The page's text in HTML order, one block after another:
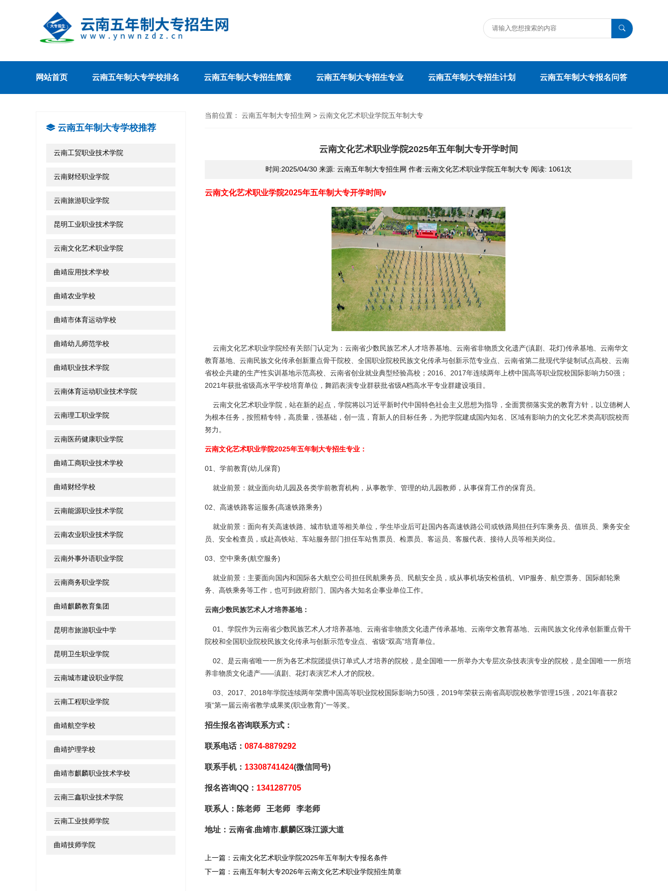
网站首页 云南五年制大专学校排名 云南五年制大专招生简章 云南五年制大专招生专业 云南五年制大专招生计划 云南五年制大专报名问答
云南五年制大专学校推荐
云南工贸职业技术学院
云南财经职业学院
云南旅游职业学院
昆明工业职业技术学院
云南文化艺术职业学院
曲靖应用技术学校
曲靖农业学校
曲靖市体育运动学校
曲靖幼儿师范学校
曲靖职业技术学院
云南体育运动职业技术学院
云南理工职业学院
云南医药健康职业学院
曲靖工商职业技术学校
曲靖财经学校
云南能源职业技术学院
云南农业职业技术学院
云南外事外语职业学院
云南商务职业学院
曲靖麒麟教育集团
昆明市旅游职业中学
昆明卫生职业学院
云南城市建设职业学院
云南工程职业学院
曲靖航空学校
曲靖护理学校
曲靖市麒麟职业技术学校
云南三鑫职业技术学院
云南工业技师学院
曲靖技师学院
当前位置： 云南五年制大专招生网 > 云南文化艺术职业学院五年制大专
云南文化艺术职业学院2025年五年制大专开学时间
时间:2025/04/30 来源: 云南五年制大专招生网 作者:云南文化艺术职业学院五年制大专 阅读: 1061次
云南文化艺术职业学院2025年五年制大专开学时间v
云南文化艺术职业学院经有关部门认定为：云南省少数民族艺术人才培养基地、云南省非物质文化遗产(滇剧、花灯)传承基地、云南华文
教育基地、云南民族文化传承创新重点骨干院校、全国职业院校民族文化传承与创新示范专业点、云南省第二批现代学徒制试点高校、云南
省校企共建的生产性实训基地示范高校、云南省创业就业典型经验高校；2016、2017年连续两年上榜中国高等职业院校国际影响力50强；
2021年获批省级高水平学校培育单位，舞蹈表演专业群获批省级A档高水平专业群建设项目。
云南文化艺术职业学院，站在新的起点，学院将以习近平新时代中国特色社会主义思想为指导，全面贯彻落实党的教育方针，以立德树人
为根本任务，按照精专特，高质量，强基础，创一流，育新人的目标任务，为把学院建成国内知名、区域有影响力的文化艺术类高职院校而
努力。
云南文化艺术职业学院2025年五年制大专招生专业：
01、学前教育(幼儿保育)
就业前景：就业面向幼儿园及各类学前教育机构，从事教学、管理的幼儿园教师，从事保育工作的保育员。
02、高速铁路客运服务(高速铁路乘务)
就业前景：面向有关高速铁路、城市轨道等相关单位，学生毕业后可赴国内各高速铁路公司或铁路局担任列车乘务员、值班员、乘务安全
员、安全检查员，或赴高铁站、车站服务部门担任车站售票员、检票员、客运员、客服代表、接待人员等相关岗位。
03、空中乘务(航空服务)
就业前景：主要面向国内和国际各大航空公司担任民航乘务员、民航安全员，或从事机场安检值机、VIP服务、航空票务、国际邮轮乘
务、高铁乘务等工作，也可到政府部门、国内各大知名企事业单位工作。
云南少数民族艺术人才培养基地：
01、学院作为云南省少数民族艺术人才培养基地、云南省非物质文化遗产传承基地、云南华文教育基地、云南民族文化传承创新重点骨干
院校和全国职业院校民族文化传承与创新示范专业点、省级“双高”培育单位。
02、是云南省唯一一所为各艺术院团提供订单式人才培养的院校，是全国唯一一所举办大专层次杂技表演专业的院校，是全国唯一一所培
养非物质文化遗产——滇剧、花灯表演艺术人才的院校。
03、2017、2018年学院连续两年荣膺中国高等职业院校国际影响力50强，2019年荣获云南省高职院校教学管理15强，2021年喜获2
项“第一届云南省教学成果奖(职业教育)”一等奖。
招生报名咨询联系方式：
联系电话： 0874-8879292
联系手机： 13308741424(微信同号)
报名咨询QQ： 1341287705
联系人：陈老师 王老师 李老师
地址：云南省.曲靖市.麒麟区珠江源大道
上一篇：云南文化艺术职业学院2025年五年制大专报名条件
下一篇：云南五年制大专2026年云南文化艺术职业学院招生简章